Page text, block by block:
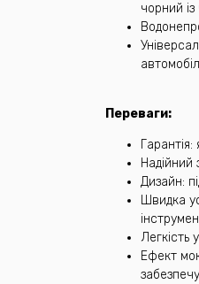
чорний
Переваги:
Надійний
Дизайн:
Швидка
Легкість
Ефект